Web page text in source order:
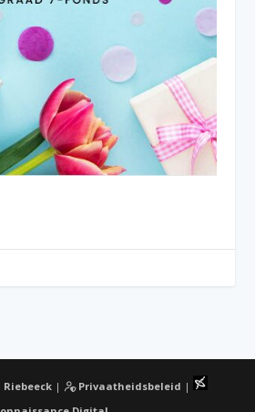
Riebeeck| Privaatheidsbeleid |